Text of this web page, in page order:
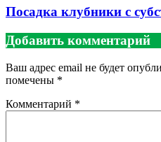
Посадка клубники с
Добавить комментарий
Ваш адрес email не будет
помечены *
Комментарий *